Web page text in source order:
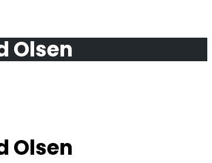
Olsen
Olsen